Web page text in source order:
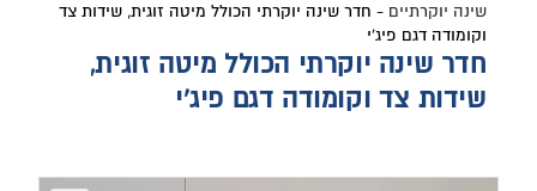
שינה יוקרתיים - חדר שינה יוקרתי הכולל מיטה זוגית, שידות צד
וקומודה דגם פיג'י
חדר שינה יוקרתי הכולל מיטה זוגית,
שידות צד וקומודה דגם פיג'י